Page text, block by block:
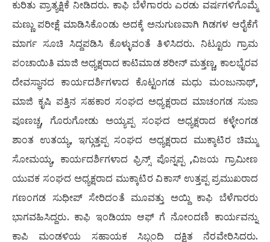
ಕುರಿತು ಪ್ರಾತ್ಯಕ್ಷಿಕೆ ನೀಡಿದರು. ಕಾಫಿ ಬೆಳೆಗಾರರು ಎರಡು ವರ್ಷಗಳಿಗೊಮ್ಮೆ
ಮಣ್ಣು ಪರೀಕ್ಷೆ ಮಾಡಿಸಿಕೊಂಡು ಅದಕ್ಕೆ ಅನುಗುಣವಾಗಿ ಗಿಡಗಳ ಆರೈಕೆಗೆ
ಮಾರ್ಗ ಸೂಚಿ ಸಿದ್ದಪಡಿಸಿ ಕೊಳ್ಳುವಂತೆ ತಿಳಿಸಿದರು. ನಿಟ್ಟೂರು ಗ್ರಾಮ
ಪಂಚಾಯಿತಿ ಮಾಜಿ ಅಧ್ಯಕ್ಷರಾದ ಕಾಟಿಮಾಡ ಶರೀನ್ ಮತ್ತಣ್ಣ, ಕಾಲಭೈರವ
ದೇವಸ್ಥಾನದ ಕಾರ್ಯದರ್ಶಿಗಳಾದ ಕೊಟ್ಟಂಗಡ ಮಧು ಮಂಜುನಾಥ್,
ಮಾಜಿ ಕೃಷಿ ಪತ್ತಿನ ಸಹಕಾರ ಸಂಘದ ಅಧ್ಯಕ್ಷರಾದ ಮಾಚಂಗಡ ಸುಜಾ
ಪೂಣಚ್ಚ, ಗೊರುಗೋಡು ಅಯ್ಯಪ್ಪ ಸಂಘದ ಅಧ್ಯಕ್ಷರಾದ ಕಳ್ಳೇಂಗಡ
ಶಾಂತ ಉತಯ್ಯ, ಇಗ್ಗುತ್ತಪ್ಪ ಸಂಘದ ಅಧ್ಯಕ್ಷರಾದ ಮುಕ್ಕಾಟಿರ ಚಿಮ್ಮು
ಸೋಮಯ್ಯ, ಕಾರ್ಯದರ್ಶಿಗಳಾದ ಫ್ರಿನ್ಸ್ ಪೊನ್ನಪ್ಪ ,ವಿಜಯ ಗ್ರಾಮೀಣ
ಯುವಕ ಸಂಘದ ಅಧ್ಯಕ್ಷರಾದ ಮುಕ್ಕಾಟಿರ ವಿಕಾಸ್ ಉತ್ತಪ್ಪ ಪ್ರಮುಖರಾದ
ಗಣಂಗಡ ಸುಧೀಪ್ ಸೇರಿದಂತೆ ಮೂವತ್ತು ಅಯ್ದಿ ಕಾಫಿ ಬೆಳೆಗಾರರು
ಭಾಗವಹಿಸಿದ್ದರು. ಕಾಫಿ ಇಂಡಿಯಾ ಆಫ್ ಗೆ ನೋಂದಣಿ ಕಾರ್ಯವನ್ನು
ಕಾಪಿ ಮಂಡಳಿಯ ಸಹಾಯಕ ಸಿಬ್ಬಂದಿ ದಕ್ಷಿತ ನೆರವೇರಿಸಿದರು.